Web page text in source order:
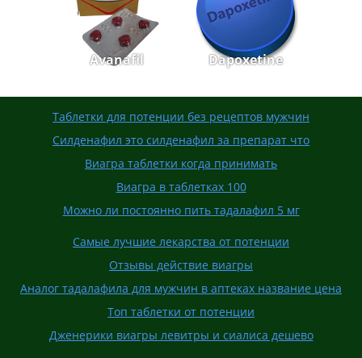
Avanafil Dapoxetine
Таблетки для потенции без рецептов мужчин
Силденафил это силденафил за препарат что
Виагра таблетки когда принимать
Виагра в таблетках 100
Можно ли постоянно пить тадалафил 5 мг
Самые лучшие лекарства от потенции
Отзывы действие виагры
Аналог тадалафила для мужчин в аптеках название цена
Топ таблетки от потенции
Дженерики виагры левитры и сиалиса дешево